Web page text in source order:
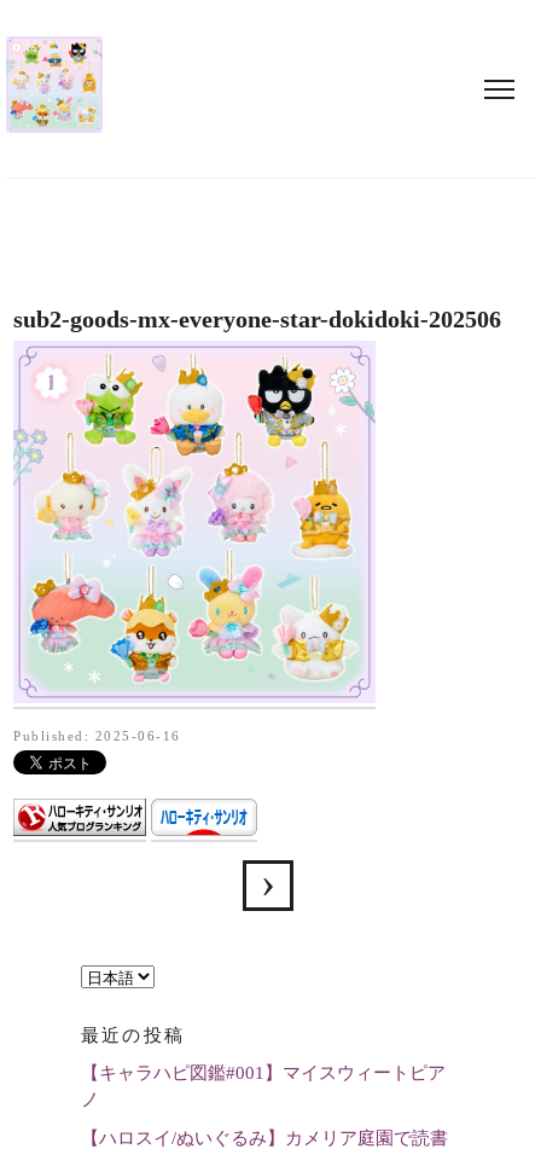
sub2-goods-mx-everyone-star-dokidoki-202506
Published: 2025-06-16
言
を
選
最近の投稿
【キャラハピ図鑑#001】マイスウィートピア
ノ
【ハロスイ/ぬいぐるみ】カメリア庭園で読書